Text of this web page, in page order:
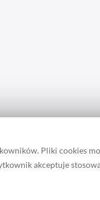
Pliki cookies
akceptuje
pliki cookie.